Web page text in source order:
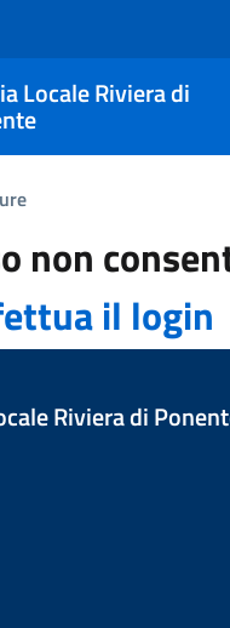
Locale Riviera di
non
il login
Riviera di